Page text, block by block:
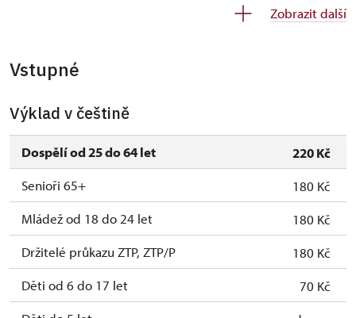
Zobrazit další
Vstupné
Výklad v češtině
Dospělí od 25 do 64 let
220 Kč
Senioři 65+
180 Kč
Mládež od 18 do 24 let
180 Kč
Držitelé průkazu ZTP, ZTP/P
180 Kč
Děti od 6 do 17 let
70 Kč